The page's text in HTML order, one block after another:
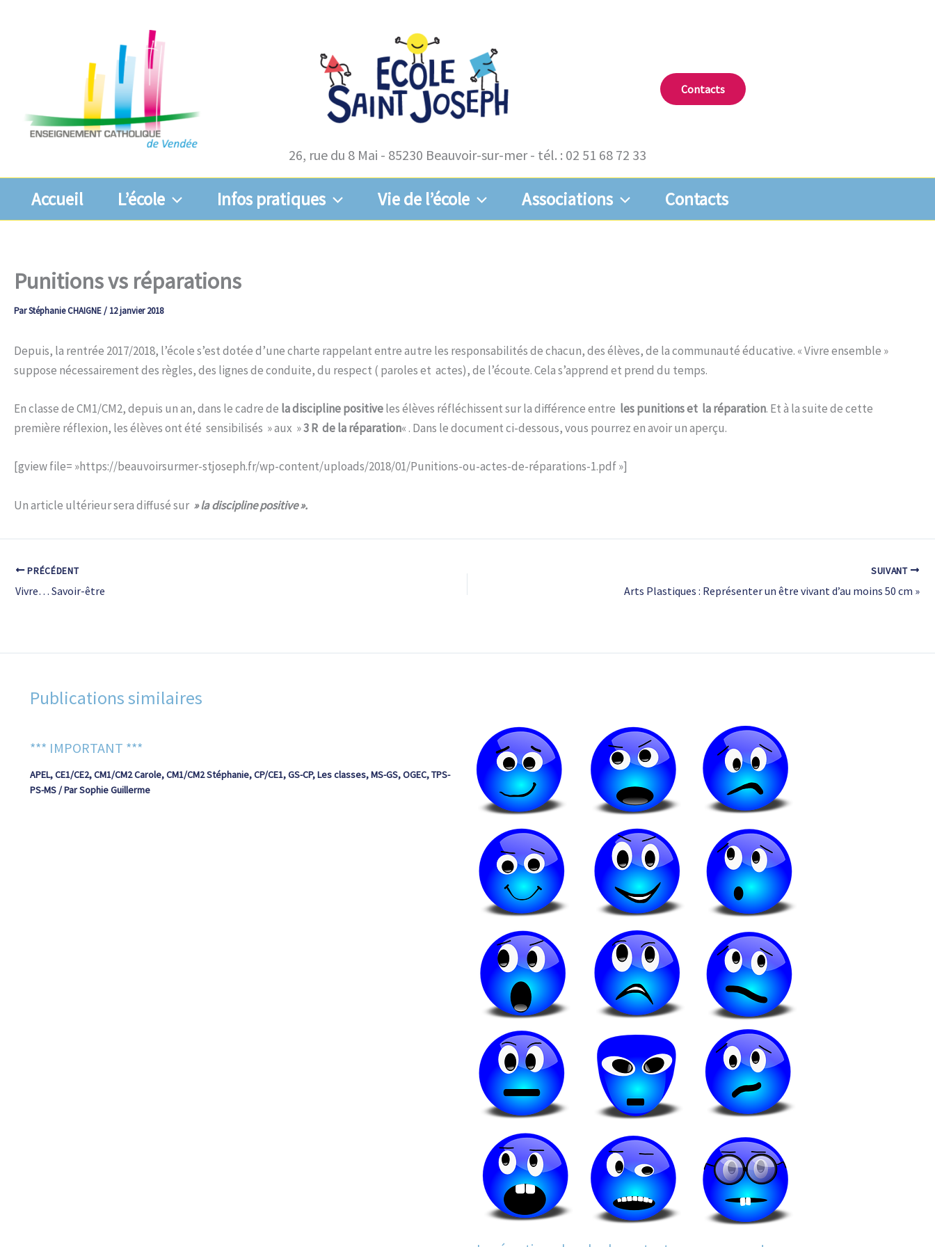
26, rue du 8 Mai - 85230 Beauvoir-sur-mer - tél. : 02 51 68 72 33
Contacts
Accueil L’école Infos pratiques Vie de l’école Associations Contacts
Punitions vs réparations
ParStéphanie CHAIGNE/ 12 janvier 2018
Depuis, la rentrée 2017/2018, l’école s’est dotée d’une charte rappelant entre autre les responsabilités de chacun, des élèves, de la communauté éducative. « Vivre ensemble »
suppose nécessairement des règles, des lignes de conduite, du respect ( paroles et actes), de l’écoute. Cela s’apprend et prend du temps.
En classe de CM1/CM2, depuis un an, dans le cadre de la discipline positiveles élèves réfléchissent sur la différence entre les punitions et la réparation. Et à la suite de cette
première réflexion, les élèves ont été sensibilisés » aux »3 R de la réparation« . Dans le document ci-dessous, vous pourrez en avoir un aperçu.
[gview file= »https://beauvoirsurmer-stjoseph.fr/wp-content/uploads/2018/01/Punitions-ou-actes-de-réparations-1.pdf »]
Un article ultérieur sera diffusé sur » la discipline positive ».
PRÉCÉDENT
Vivre… Savoir-être
SUIVANT
Arts Plastiques : Représenter un être vivant d’au moins 50 cm »
Publications similaires
*** IMPORTANT ***
APEL,CE1/CE2,CM1/CM2 Carole,CM1/CM2 Stéphanie,CP/CE1,GS-CP,Les classes,MS-GS,OGEC,TPS-
PS-MS/ ParSophie Guillerme